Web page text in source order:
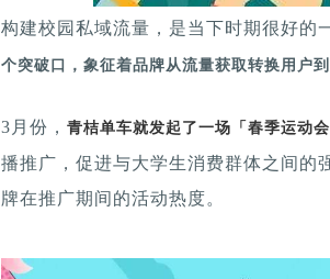
构建校园私域流量，是当下时期很好的
个突破口，象征着品牌从流量获取转换用户
3月份， 青桔单车就发起了一场「春季运动
播推广，促进与大学生消费群体之间的
牌在推广期间的活动热度。